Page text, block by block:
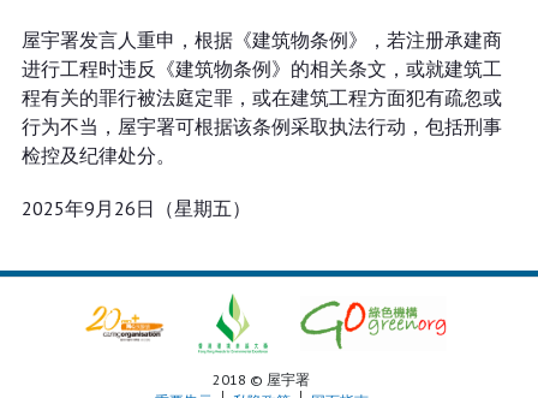
屋宇署发言人重申，根据《建筑物条例》，若注册承建商
进行工程时违反《建筑物条例》的相关条文，或就建筑工
程有关的罪行被法庭定罪，或在建筑工程方面犯有疏忽或
行为不当，屋宇署可根据该条例采取执法行动，包括刑事
检控及纪律处分。
2025年9月26日（星期五）
2018 © 屋宇署